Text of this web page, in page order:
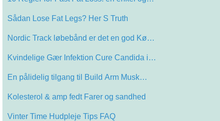
Sådan Lose Fat Legs? Her S Truth
Nordic Track løbebånd er det en god Kø…
Kvindelige Gær Infektion Cure Candida i…
En pålidelig tilgang til Build Arm Musk…
Kolesterol & amp fedt Farer og sandhed
Vinter Time Hudpleje Tips FAQ